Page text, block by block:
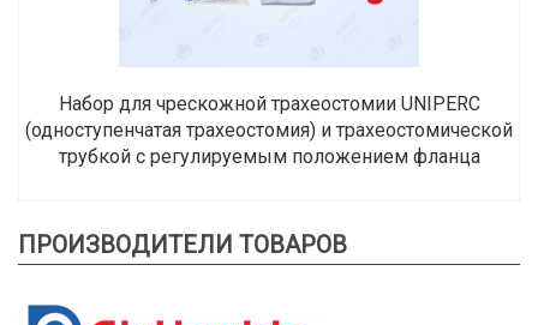
Набор для чрескожной трахеостомии UNIPERC
(одноступенчатая трахеостомия) и трахеостомической
трубкой с регулируемым положением фланца
ПРОИЗВОДИТЕЛИ ТОВАРОВ